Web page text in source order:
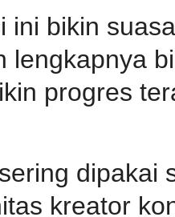
ini bikin
lengkapnya
progres
dipakai
kreator